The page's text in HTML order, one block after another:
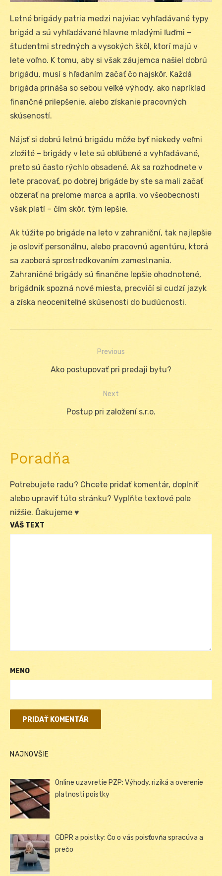
Letné brigády patria medzi najviac vyhľadávané typy
brigád a sú vyhľadávané hlavne mladými ľuďmi –
študentmi stredných a vysokých škôl, ktorí majú v
lete voľno. K tomu, aby si však záujemca našiel dobrú
brigádu, musí s hľadaním začať čo najskôr. Každá
brigáda prináša so sebou veľké výhody, ako napríklad
finančné prilepšenie, alebo získanie pracovných
skúseností.
Nájsť si dobrú letnú brigádu môže byť niekedy veľmi
zložité – brigády v lete sú obľúbené a vyhľadávané,
preto sú často rýchlo obsadené. Ak sa rozhodnete v
lete pracovať, po dobrej brigáde by ste sa mali začať
obzerať na prelome marca a apríla, vo všeobecnosti
však platí – čím skôr, tým lepšie.
Ak túžite po brigáde na leto v zahraniční, tak najlepšie
je osloviť personálnu, alebo pracovnú agentúru, ktorá
sa zaoberá sprostredkovaním zamestnania.
Zahraničné brigády sú finančne lepšie ohodnotené,
brigádnik spozná nové miesta, precvičí si cudzí jazyk
a získa neoceniteľné skúsenosti do budúcnosti.
Navigácia
Previous
Previous
Ako postupovať pri predaji bytu?
Next
Next
Postup pri založení s.r.o.
Poradňa
Potrebujete radu? Chcete pridať komentár, doplniť
alebo upraviť túto stránku? Vyplňte textové pole
nižšie. Ďakujeme ♥
VÁŠ TEXT
MENO
NAJNOVŠIE
Online uzavretie PZP: Výhody, riziká a overenie
platnosti poistky
GDPR a poistky: Čo o vás poisťovňa spracúva a
prečo